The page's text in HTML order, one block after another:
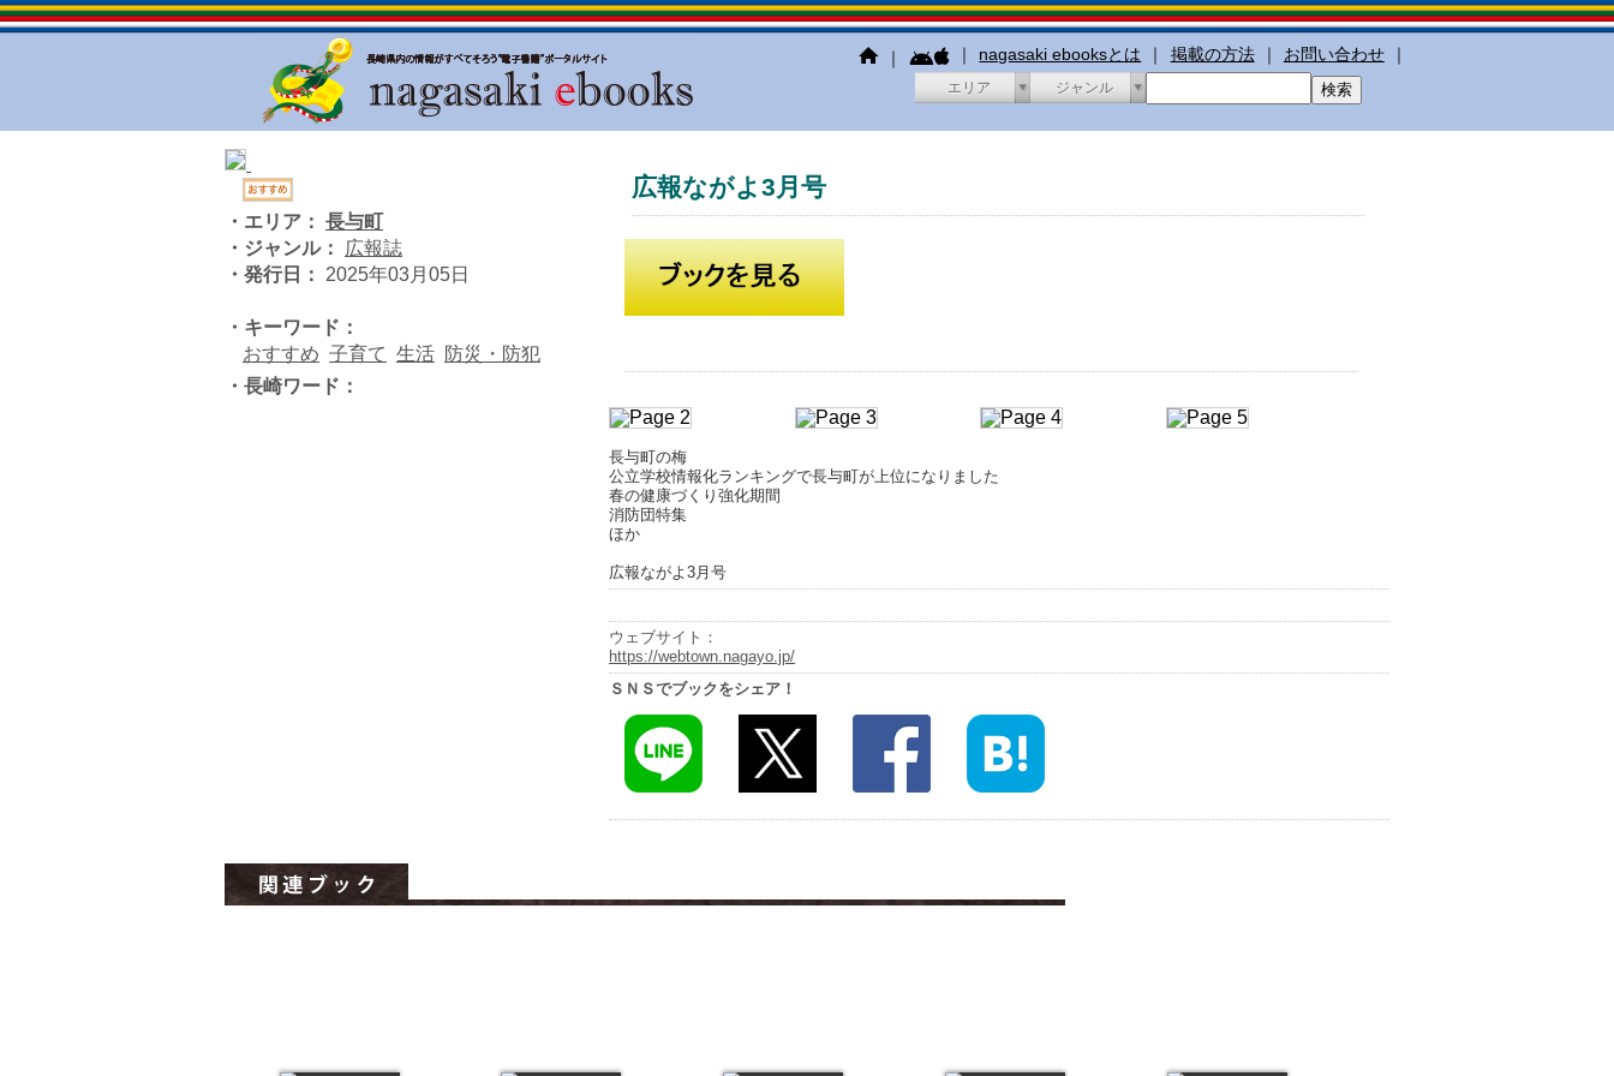
｜ ｜ nagasaki ebooksとは ｜ 掲載の方法 ｜ お問い合わせ ｜
エリア ジャンル
広報ながよ3月号
・エリア： 長与町
・ジャンル：
広報誌
・発行日：
2025年03月05日
・キーワード：
おすすめ 子育て 生活 防災・防犯
・長崎ワード：
長与町の梅
公立学校情報化ランキングで長与町が上位になりました
春の健康づくり強化期間
消防団特集
ほか
広報ながよ3月号
ウェブサイト：
https://webtown.nagayo.jp/
ＳＮＳでブックをシェア！